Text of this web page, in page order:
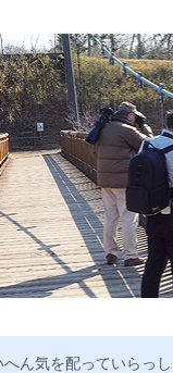
ん気を配っていらっ